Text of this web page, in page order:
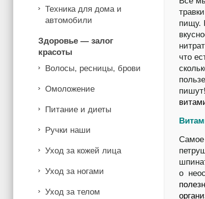
пищу.
что
о
Техника для дома и
автомобили
Здоровье — залог
красоты
Волосы, ресницы, брови
Омоложение
Питание и диеты
Ручки наши
Уход за кожей лица
Уход за ногами
Уход за телом